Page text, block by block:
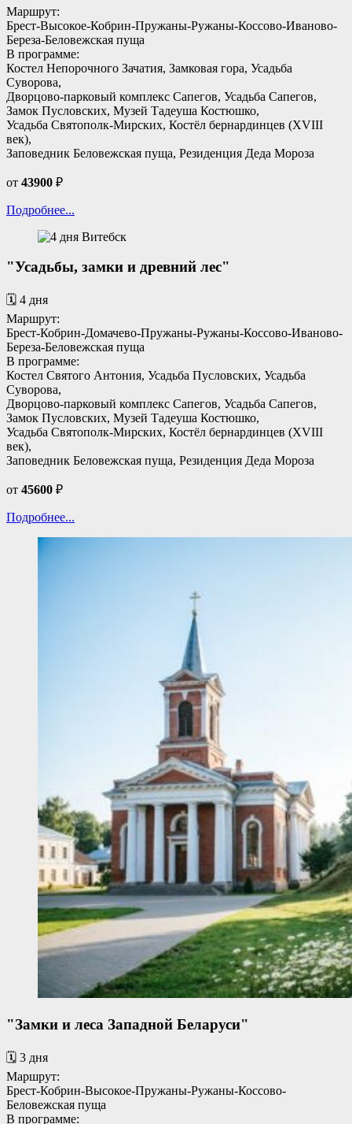
Маршрут:
Брест-Высокое-Кобрин-Пружаны-Ружаны-Коссово-Иваново-
Береза-Беловежская пуща
В программе:
Костел Непорочного Зачатия, Замковая гора, Усадьба
Суворова,
Дворцово-парковый комплекс Сапегов, Усадьба Сапегов,
Замок Пусловских, Музей Тадеуша Костюшко,
Усадьба Святополк-Мирских, Костёл бернардинцев (XVIII
век),
Заповедник Беловежская пуща, Резиденция Деда Мороза
от 43900 ₽
Подробнее...
"Усадьбы, замки и древний лес"
🗓️ 4 дня
Маршрут:
Брест-Кобрин-Домачево-Пружаны-Ружаны-Коссово-Иваново-
Береза-Беловежская пуща
В программе:
Костел Святого Антония, Усадьба Пусловских, Усадьба
Суворова,
Дворцово-парковый комплекс Сапегов, Усадьба Сапегов,
Замок Пусловских, Музей Тадеуша Костюшко,
Усадьба Святополк-Мирских, Костёл бернардинцев (XVIII
век),
Заповедник Беловежская пуща, Резиденция Деда Мороза
от 45600 ₽
Подробнее...
"Замки и леса Западной Беларуси"
🗓️ 3 дня
Маршрут:
Брест-Кобрин-Высокое-Пружаны-Ружаны-Коссово-
Беловежская пуща
В программе: